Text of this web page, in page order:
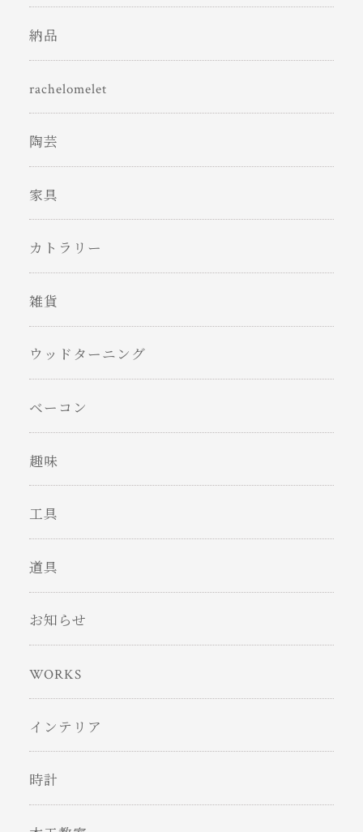
納品
rachelomelet
陶芸
家具
カトラリー
雑貨
ウッドターニング
ベーコン
趣味
工具
道具
お知らせ
WORKS
インテリア
時計